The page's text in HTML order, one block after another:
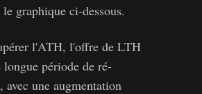
graphique ci-dessous.
l'ATH, l'offre de LTH
longue période de ré-
avec une augmentation